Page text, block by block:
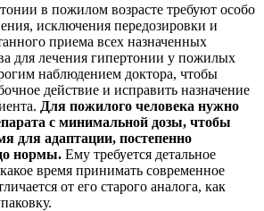
в пожилом возрасте требуют особо
исключения передозировки и
приема всех назначенных
для лечения гипертонии у пожилых
наблюдением доктора, чтобы
действие и исправить назначение
Для пожилого человека нужно
с минимальной дозы, чтобы
для адаптации, постепенно
нормы. Ему требуется детальное
время принимать современное
от его старого аналога, как